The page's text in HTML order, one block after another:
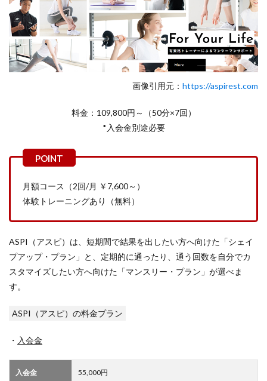
画像引用元： https://aspirest.com
料金：109,800円～（50分×7回）
*入会金別途必要
月額コース（2回/月 ￥7,600～）
体験トレーニングあり（無料）
ASPI（アスピ）は、短期間で結果を出したい方へ向けた「シェイ
プアップ・プラン」と、定期的に通ったり、通う回数を自分でカ
スタマイズしたい方へ向けた「マンスリー・プラン」が選べま
す。
ASPI（アスピ）の料金プラン
・ 入会金
入会金 55,000円